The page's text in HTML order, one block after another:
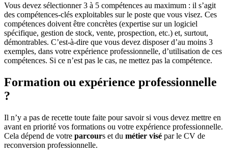
Vous devez sélectionner 3 à 5 compétences au maximum : il s’agit
des compétences-clés exploitables sur le poste que vous visez. Ces
compétences doivent être concrètes (expertise sur un logiciel
spécifique, gestion de stock, vente, prospection, etc.) et, surtout,
démontrables. C’est-à-dire que vous devez disposer d’au moins 3
exemples, dans votre expérience professionnelle, d’utilisation de ces
compétences. Si ce n’est pas le cas, ne mettez pas la compétence.
Formation ou expérience professionnelle
?
Il n’y a pas de recette toute faite pour savoir si vous devez mettre en
avant en priorité vos formations ou votre expérience professionnelle.
Cela dépend de votre parcours et du métier visé par le CV de
reconversion professionnelle.